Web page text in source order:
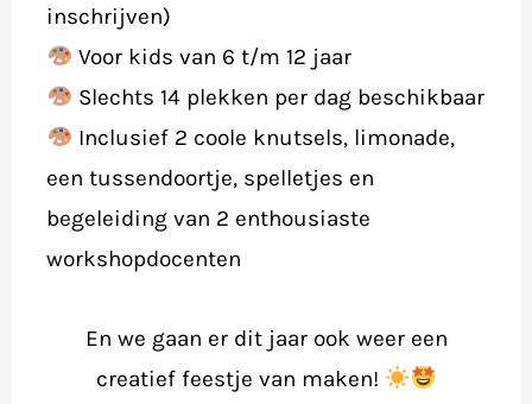
inschrijven)
Voor kids van 6 t/m 12 jaar
Slechts 14 plekken per dag beschikbaar
Inclusief 2 coole knutsels, limonade,
een tussendoortje, spelletjes en
begeleiding van 2 enthousiaste
workshopdocenten
En we gaan er dit jaar ook weer een
creatief feestje van maken!